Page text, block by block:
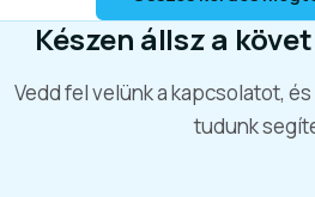
Készen állsz a
Vedd fel velünk a kapcsolatot,
tudunk